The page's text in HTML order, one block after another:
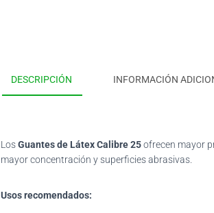
DESCRIPCIÓN INFORMACIÓN
LosGuantes de Látex Calibre 25ofrecen mayor
mayor concentración y superficies abrasivas.
Usos recomendados: